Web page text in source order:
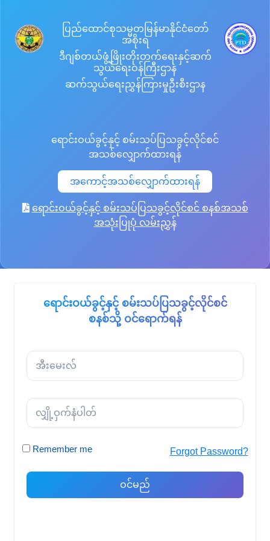
ပြည်ထောင်စုသမ္မတမြန်မာနိုင်ငံတော်
အစိုးရ
ဒီဂျစ်တယ်ဖွံ့ဖြိုးတိုးတက်ရေးနှင့်ဆက်
သွယ်ရေးဝန်ကြီးဌာန
ဆက်သွယ်ရေးညွှန်ကြားမှုဦးစီးဌာန
ရောင်းဝယ်ခွင့်နှင့် စမ်းသပ်ပြသခွင့်လိုင်စင်
အသစ်လျှောက်ထားရန်
အကောင့်အသစ်လျှောက်ထားရန်
ရောင်းဝယ်ခွင့်နှင့် စမ်းသပ်ပြသခွင့်လိုင်စင် စနစ်အသစ်
အသုံးပြုပုံ လမ်းညွှန်
ရောင်းဝယ်ခွင့်နှင့် စမ်းသပ်ပြသခွင့်လိုင်စင်
စနစ်သို့ ဝင်ရောက်ရန်
Remember me Forgot Password?
ဝင်မည်